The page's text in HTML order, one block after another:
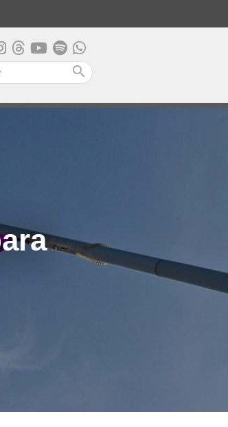
search